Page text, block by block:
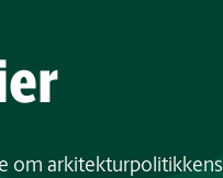
om arkitekturpolitikkens